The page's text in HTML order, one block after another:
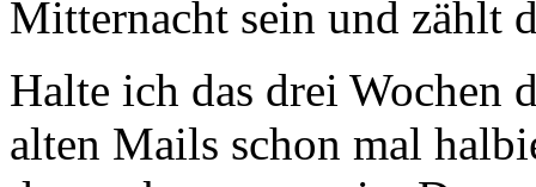
Mitternacht sein und zählt
Halte ich das drei Wochen
alten Mails schon mal